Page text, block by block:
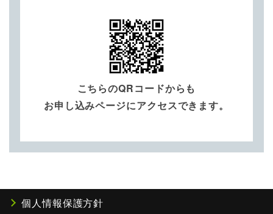
こちらのQRコードからも
お申し込みページにアクセスできます。
個人情報保護方針